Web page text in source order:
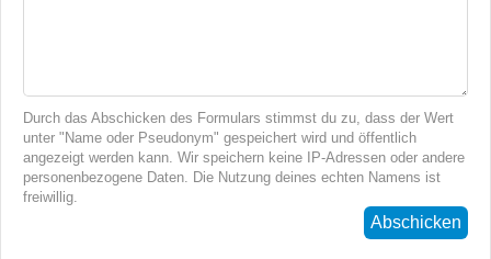
Durch das Abschicken des Formulars stimmst du zu, dass der Wert
unter "Name oder Pseudonym" gespeichert wird und öffentlich
angezeigt werden kann. Wir speichern keine IP-Adressen oder andere
personenbezogene Daten. Die Nutzung deines echten Namens ist
freiwillig.
Abschicken